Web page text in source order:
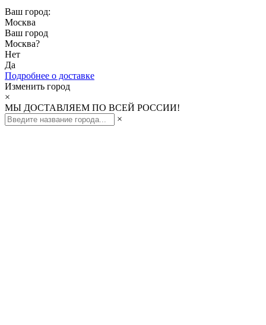
Ваш город:
Москва
Ваш город
Москва?
Нет
Да
Подробнее о доставке
Изменить город
×
МЫ ДОСТАВЛЯЕМ ПО ВСЕЙ РОССИИ!
×